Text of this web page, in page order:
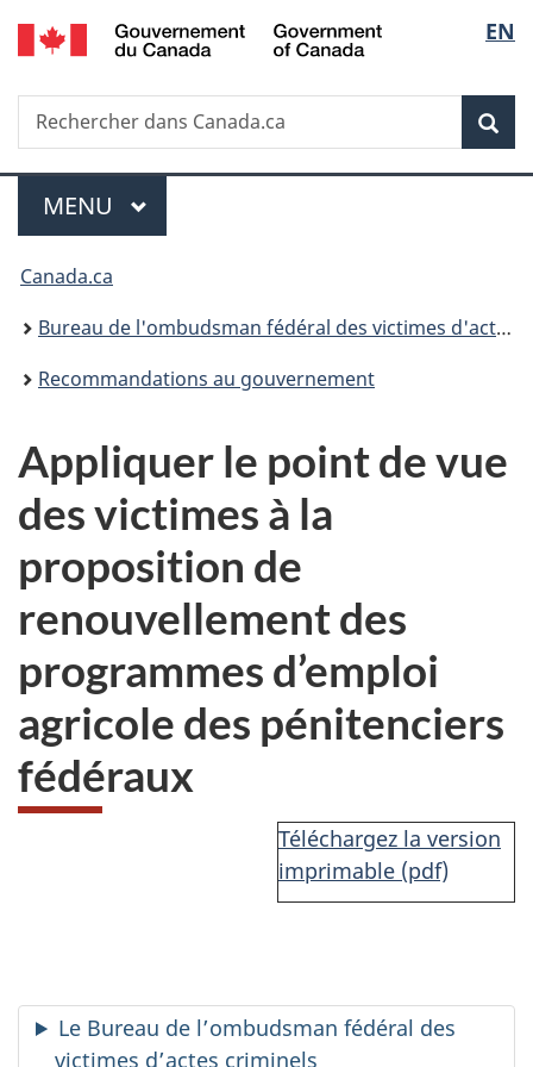
Passer
au
principal
Passer
à
Au
du
Passer
à
version
simplifiée
de
la
EN
Recherche
Rechercher
dans
Menu
MENU PRINCIPAL
Vous
êtes
ici :
Canada.ca
Bureau de l'ombudsman fédéral des victimes d'actes criminels
Recommandations au gouvernement
Appliquer le point de vue
des victimes à la
proposition de
renouvellement des
programmes d’emploi
agricole des pénitenciers
fédéraux
Téléchargez la version
imprimable (pdf)
Le Bureau de l’ombudsman fédéral des
victimes d’actes criminels